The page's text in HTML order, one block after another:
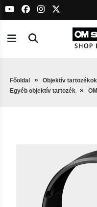
Főoldal Objektív tartozékok
Egyéb objektív tartozék